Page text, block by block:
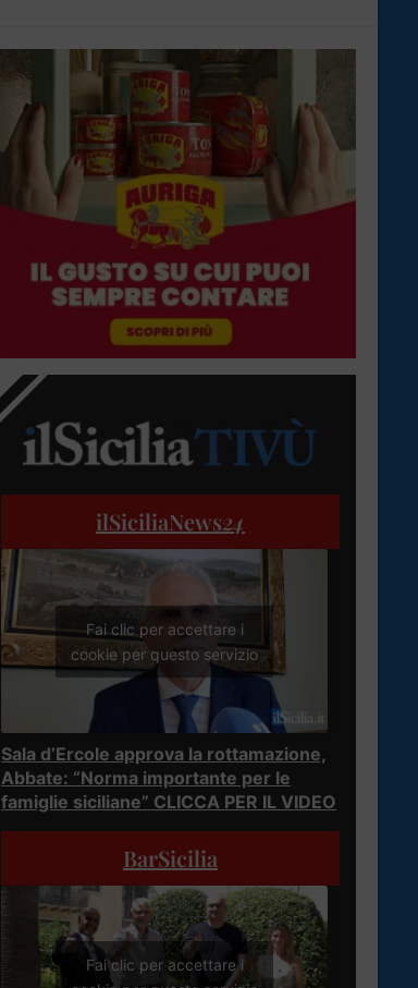
ilSiciliaNews24
Fai clic per accettare i
cookie per questo servizio
Sala d’Ercole approva la rottamazione,
Abbate: “Norma importante per le
famiglie siciliane” CLICCA PER IL VIDEO
BarSicilia
Fai clic per accettare i